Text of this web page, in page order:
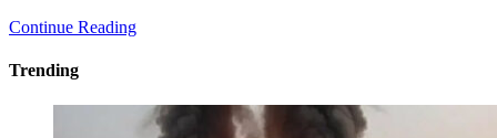
Continue Reading
Trending